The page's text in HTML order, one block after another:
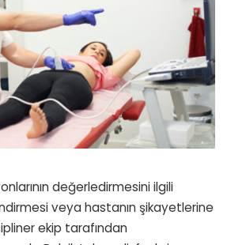
değerledirmesini ilgili
veya hastanın şikayetlerine
ekip tarafından